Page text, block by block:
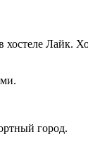
Лайк.
город.